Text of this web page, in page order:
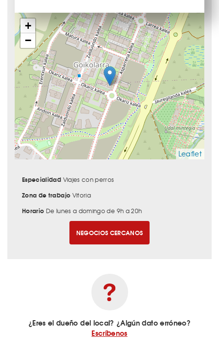
+
−
Leaflet
Especialidad Viajes con perros
Zona de trabajo Vitoria
Horario De lunes a domingo de 9h a 20h
NEGOCIOS CERCANOS
¿Eres el dueño del local? ¿Algún dato erróneo?
Escríbenos